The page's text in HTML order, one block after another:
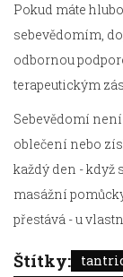
Pokud máte
sebevědomím,
odbornou
terapeutickým
Sebevědomí
oblečení nebo
každý den - když
masážní
přestává - u
Štítky: